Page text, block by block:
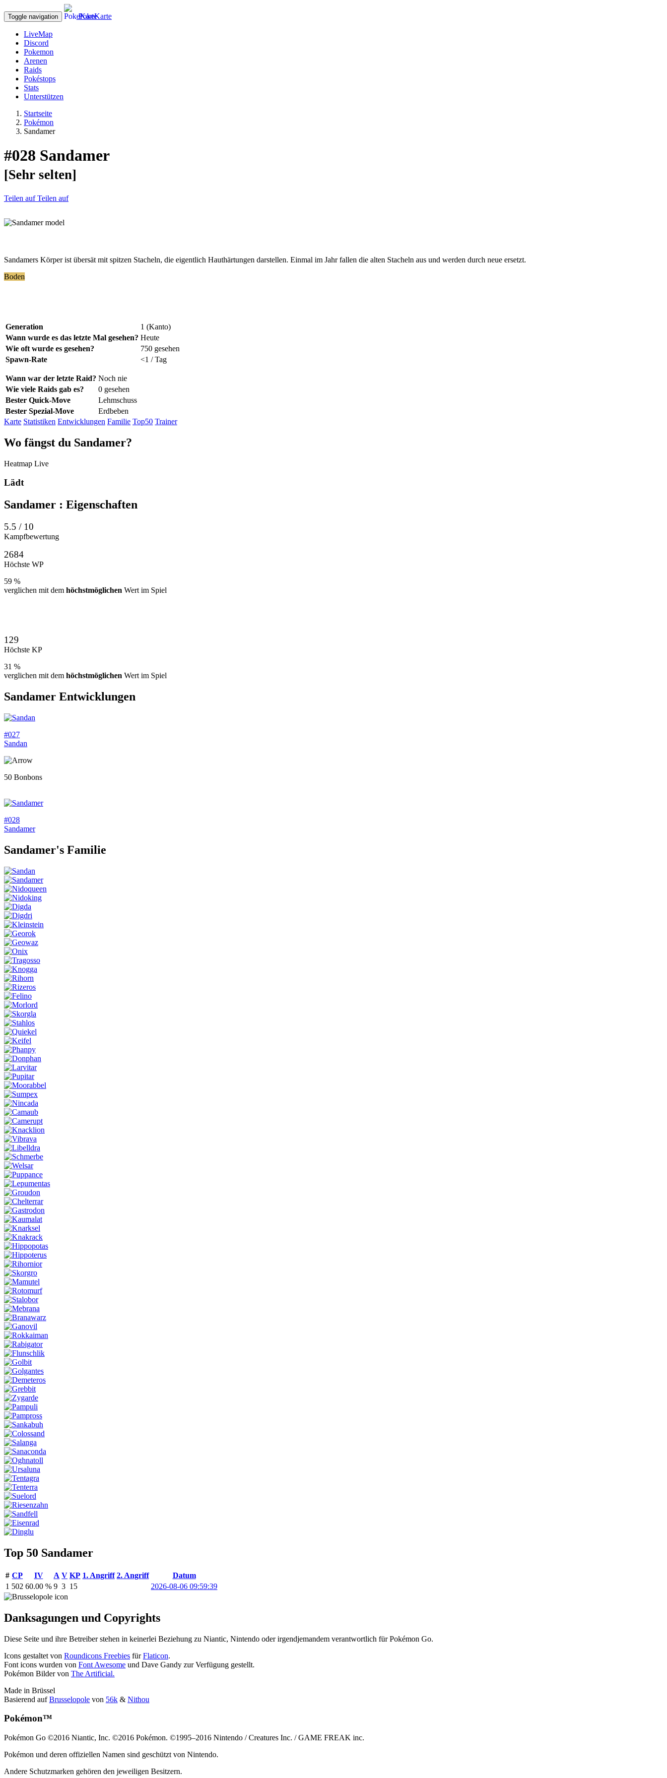
Toggle navigation PokeKarte
LiveMap
Discord
Pokemon
Arenen
Raids
Pokéstops
Stats
Unterstützen
Startseite
Pokémon
Sandamer
#028 Sandamer
[Sehr selten]
Teilen aufTeilen auf
Sandamers Körper ist übersät mit spitzen Stacheln, die eigentlich Hauthärtungen darstellen. Einmal im Jahr fallen die alten Stacheln aus und werden durch neue ersetzt.
Boden
Generation
1 (Kanto)
Wann wurde es das letzte Mal gesehen? Heute
Wie oft wurde es gesehen?
750 gesehen
Spawn-Rate
<1 / Tag
Wann war der letzte Raid? Noch nie
Wie viele Raids gab es?
0 gesehen
Bester Quick-Move
Lehmschuss
Bester Spezial-Move
Erdbeben
Karte Statistiken Entwicklungen Familie Top50 Trainer
Wo fängst du Sandamer?
Heatmap Live
Lädt
Sandamer : Eigenschaften
5.5 / 10
Kampfbewertung
2684
Höchste WP
59 %
verglichen mit dem höchstmöglichen Wert im Spiel
129
Höchste KP
31 %
verglichen mit dem höchstmöglichen Wert im Spiel
Sandamer Entwicklungen
#027
Sandan
50 Bonbons
#028
Sandamer
Sandamer's Familie
Top 50 Sandamer
# CP IV A V KP 1. Angriff 2. Angriff
Datum
1 502 60.00 % 9 3 15 2026-08-06 09:59:39
Danksagungen und Copyrights
Diese Seite und ihre Betreiber stehen in keinerlei Beziehung zu Niantic, Nintendo oder irgendjemandem verantwortlich für Pokémon Go.
Icons gestaltet von Roundicons Freebies fürFlaticon.
Font icons wurden von Font Awesome und Dave Gandy zur Verfügung gestellt.
Pokémon Bilder von The Artificial.
Made in Brüssel
Basierend aufBrusselopole von 56k & Nithou
Pokémon™
Pokémon Go ©2016 Niantic, Inc. ©2016 Pokémon. ©1995–2016 Nintendo / Creatures Inc. / GAME FREAK inc.
Pokémon und deren offiziellen Namen sind geschützt von Nintendo.
Andere Schutzmarken gehören den jeweiligen Besitzern.